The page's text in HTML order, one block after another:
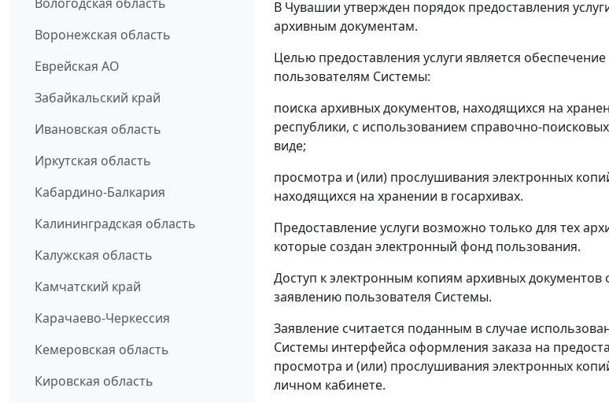
Воронежская область
Еврейская АО
Забайкальский край
Ивановская область
Иркутская область
Кабардино-Балкария
Калининградская область
Калужская область
Камчатский край
Карачаево-Черкессия
Кемеровская область
Кировская область
В Чувашии утвержден порядок предоставления
архивным документам.
Целью предоставления услуги является
пользователям Системы:
поиска архивных документов, находящихся на
республики, с использованием справочно-
виде;
просмотра и (или) прослушивания электронных
находящихся на хранении в госархивах.
Предоставление услуги возможно только для тех
которые создан электронный фонд пользования.
Доступ к электронным копиям архивных документов
заявлению пользователя Системы.
Заявление считается поданным в случае
Системы интерфейса оформления заказа на
просмотра и (или) прослушивания электронных
личном кабинете.